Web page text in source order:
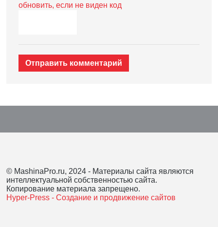
обновить, если не виден код
Отправить комментарий
© MashinaPro.ru, 2024 - Материалы сайта являются
интеллектуальной собственностью сайта.
Копирование материала запрещено.
Hyper-Press - Создание и продвижение сайтов